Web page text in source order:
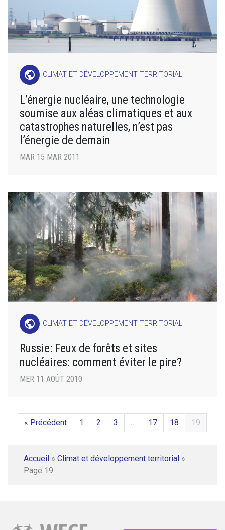
public CLIMAT ET DÉVELOPPEMENT TERRITORIAL
L’énergie nucléaire, une technologie
soumise aux aléas climatiques et aux
catastrophes naturelles, n’est pas
l’énergie de demain
MAR 15 MAR 2011
public CLIMAT ET DÉVELOPPEMENT TERRITORIAL
Russie: Feux de forêts et sites
nucléaires: comment éviter le pire?
MER 11 AOÛT 2010
« Précédent 1 2 3 … 17 18 19
Accueil » Climat et développement territorial »
Page 19